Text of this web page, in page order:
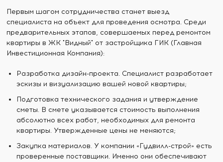
Первым шагом сотрудничества станет выезд
специалиста на объект для проведения осмотра. Среди
предварительных этапов, совершаемых перед ремонтом
квартиры в ЖК "Видный" от застройщика ГИК (Главная
Инвестиционная Компания):
Разработка дизайн-проекта. Специалист разработает
эскизы и визуализацию вашей новой квартиры;
Подготовка технического задания и утверждение
сметы. В смете указывается стоимость выполнения
абсолютно всех работ, необходимых для ремонта
квартиры. Утвержденные цены не меняются;
Закупка материалов. У компании «Гудвилл-строй» есть
проверенные поставщики. Именно они обеспечивают